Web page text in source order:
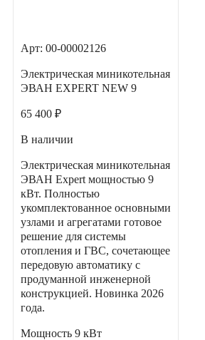
Арт: 00-00002126
Электрическая миникотельная
ЭВАН EXPERT NEW 9
65 400 ₽
В наличии
Электрическая миникотельная
ЭВАН Expert мощностью 9
кВт. Полностью
укомплектованное основными
узлами и агрегатами готовое
решение для системы
отопления и ГВС, сочетающее
передовую автоматику с
продуманной инженерной
конструкцией. Новинка 2026
года.
Мощность 9 кВт